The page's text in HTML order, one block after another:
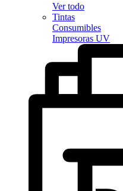
Ver todo
Tintas
Consumibles
Impresoras UV